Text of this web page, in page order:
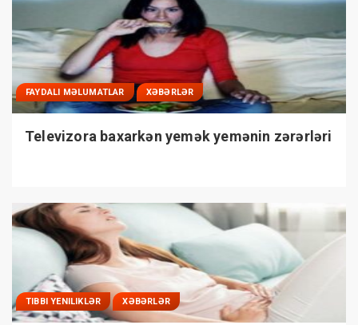
FAYDALI MƏLUMATLAR XƏBƏRLƏR
Televizora baxarkən yemək yemənin zərərləri
TIBBI YENILIKLƏR XƏBƏRLƏR